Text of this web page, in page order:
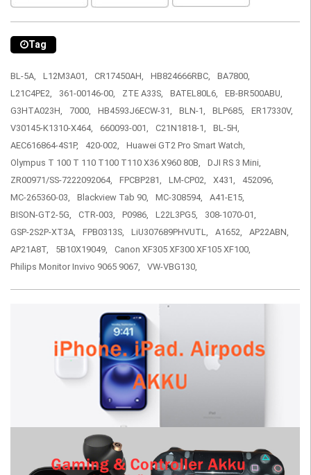
Tag
BL-5A, L12M3A01, CR17450AH, HB824666RBC,
BA7800,
L21C4PE2,
361-00146-00, ZTE A33S, BATEL80L6,
EB-BR500ABU,
G3HTA023H,
7000, HB4593J6ECW-31, BLN-1, BLP685,
ER17330V,
V30145-K1310-X464,
660093-001, C21N1818-1,
BL-5H,
AEC616864-4S1P,
420-002,
Huawei GT2 Pro Smart Watch,
Olympus T 100 T 110 T100 T110 X36 X960 80B,
DJI RS 3 Mini,
ZR00971/SS-7222092064,
FPCBP281, LM-CP02, X431,
452096,
MC-265360-03,
Blackview Tab 90, MC-308594,
A41-E15,
BISON-GT2-5G,
CTR-003, P0986, L22L3PG5,
308-1070-01,
GSP-2S2P-XT3A,
FPB0313S, LiU307689PHVUTL, A1652,
AP22ABN,
AP21A8T,
5B10X19049,
Canon XF305 XF300 XF105 XF100,
Philips Monitor Invivo 9065 9067,
VW-VBG130,